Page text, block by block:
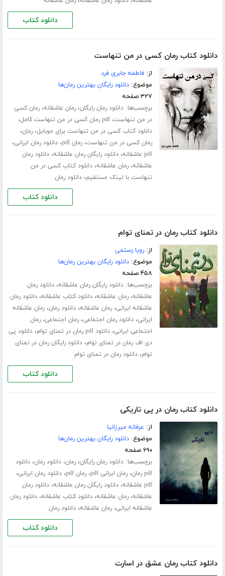
دانلود کتاب
دانلود کتاب رمان کسی در من تنهاست
از:فاطمه جابری فرد
موضوع:دانلود رایگان بهترین رمان‌ها
۳۲۷ صفحه
برچسب‌ها:دانلود رمان رایگان،رمان عاشقانه،رمان کسی
در من تنهاست،pdf رمان کسی در من تنهاست کامل ،
دانلود کتاب کسی در من تنهاست برای موبایل،رمان،
رمان کسی در من تنهاست،رمان pdf ،دانلود رمان ایرانی،
pdf عاشقانه ،دانلود رایگان رمان عاشقانه،دانلود رمان
عاشقانه،رمان عاشقانه،دانلود کتاب کسی در من
تنهاست با لینک مستقیم،دانلود رمان
دانلود کتاب
دانلود کتاب رمان در تمنای توام
از:رویا رستمی
موضوع:دانلود رایگان بهترین رمان‌ها
۴۵۸ صفحه
برچسب‌ها:دانلود رایگان رمان عاشقانه،دانلود رمان
عاشقانه،رمان عاشقانه،دانلود کتاب عاشقانه،دانلود رمان
عاشقانه ایرانی،رمان عاشقانه،دانلود رمان،رمان عاشقانه
ایرانی،دانلود رمان اجتماعی،رمان اجتماعی،رمان
اجتماعی ایرانی،دانلود pdf رمان در تمنای توام ،دانلود پی
دی اف رمان در تمنای توام،دانلود رایگان رمان در تمنای
توام،دانلود رمان در تمنای توام
دانلود کتاب
دانلود کتاب رمان در پی تاریکی
از: عرفانه میرزانیا
موضوع:دانلود رایگان بهترین رمان‌ها
۶۹۰ صفحه
برچسب‌ها:دانلود رمان رایگان،رمان،دانلود رمان،دانلود
pdf رمان
،رمان ایرانی pdf ،رمان pdf ،دانلود رمان ایرانی،
pdf عاشقانه ،دانلود رایگان رمان عاشقانه،دانلود رمان
عاشقانه،رمان عاشقانه،دانلود کتاب عاشقانه،دانلود رمان
عاشقانه ایرانی،رمان عاشقانه،دانلود رمان
دانلود کتاب
دانلود کتاب رمان عشق در اسارت